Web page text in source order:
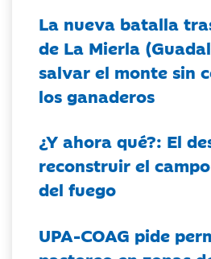
La nueva batalla
de La Mierla
salvar el monte sin
los ganaderos
¿Y ahora qué?: El
reconstruir el
del fuego
UPA-COAG pide